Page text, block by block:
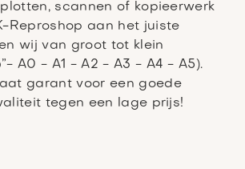
scannen of kopieerwerk
Reproshop aan het juiste
wij van groot tot klein
A0 - A1 - A2 - A3 - A4 - A5).
garant voor een goede
tegen een lage prijs!